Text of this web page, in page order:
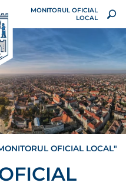
MONITORUL OFICIAL
LOCAL
OFICIAL LOCAL"